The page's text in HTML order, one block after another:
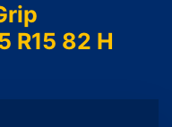
R15 82 H